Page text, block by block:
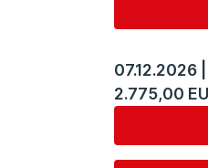
07.12.2026
2.775,00